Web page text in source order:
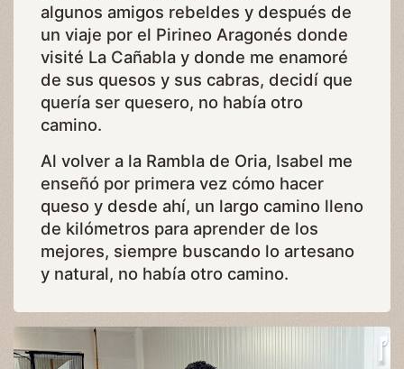
algunos amigos rebeldes y después de
un viaje por el Pirineo Aragonés donde
visité La Cañabla y donde me enamoré
de sus quesos y sus cabras, decidí que
quería ser quesero, no había otro
camino.
Al volver a la Rambla de Oria, Isabel me
enseñó por primera vez cómo hacer
queso y desde ahí, un largo camino lleno
de kilómetros para aprender de los
mejores, siempre buscando lo artesano
y natural, no había otro camino.